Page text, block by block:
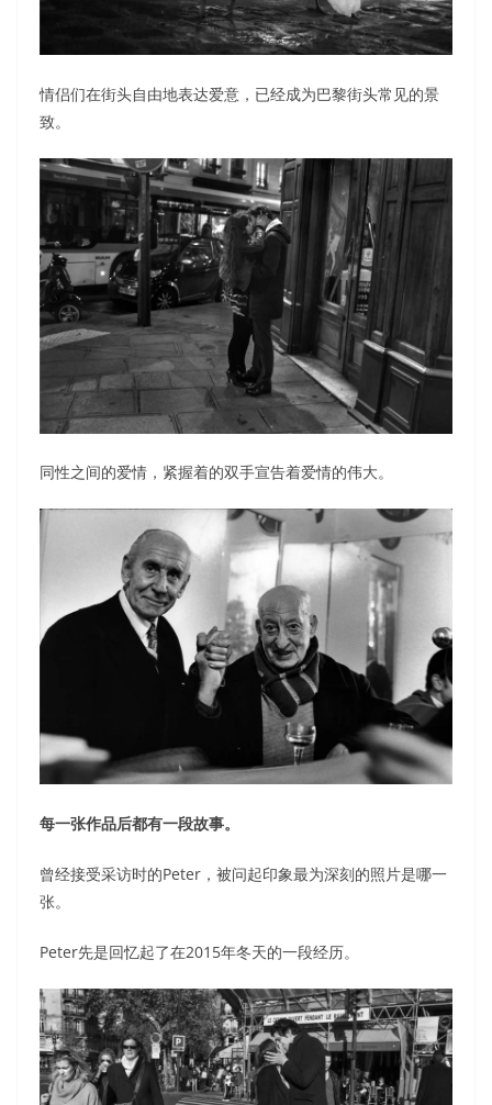
情侣们在街头自由地表达爱意，已经成为巴黎街头常见的景
致。
同性之间的爱情，紧握着的双手宣告着爱情的伟大。
每一张作品后都有一段故事。
曾经接受采访时的Peter，被问起印象最为深刻的照片是哪一
张。
Peter先是回忆起了在2015年冬天的一段经历。